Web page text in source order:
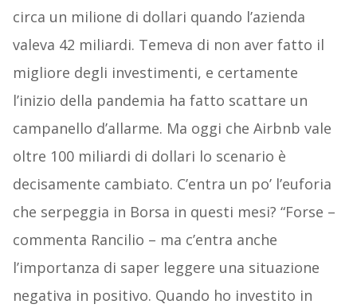
circa un milione di dollari quando l’azienda
valeva 42 miliardi. Temeva di non aver fatto il
migliore degli investimenti, e certamente
l’inizio della pandemia ha fatto scattare un
campanello d’allarme. Ma oggi che Airbnb vale
oltre 100 miliardi di dollari lo scenario è
decisamente cambiato. C’entra un po’ l’euforia
che serpeggia in Borsa in questi mesi? “Forse –
commenta Rancilio – ma c’entra anche
l’importanza di saper leggere una situazione
negativa in positivo. Quando ho investito in